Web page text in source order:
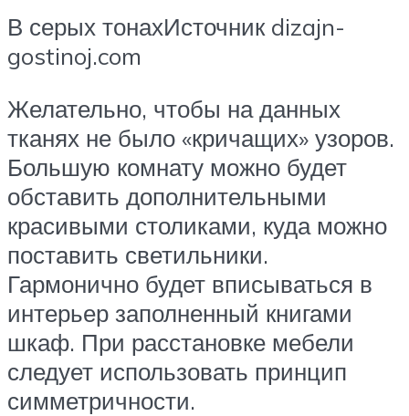
В серых тонахИсточник dizajn-
gostinoj.com
Желательно, чтобы на данных
тканях не было «кричащих» узоров.
Большую комнату можно будет
обставить дополнительными
красивыми столиками, куда можно
поставить светильники.
Гармонично будет вписываться в
интерьер заполненный книгами
шкаф. При расстановке мебели
следует использовать принцип
симметричности.